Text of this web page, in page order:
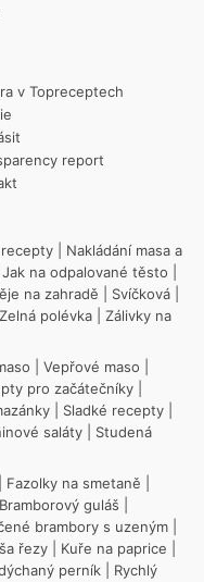
v Topreceptech
report
Nakládání masa a
Jak na odpalované těsto
na zahradě Svíčková
Zelná polévka
Zálivky na
Vepřové maso
pro začátečníky
Sladké recepty
saláty
Studená
Fazolky na smetaně
Bramborový guláš
brambory s uzeným
řezy Kuře na paprice
perník
Rychlý